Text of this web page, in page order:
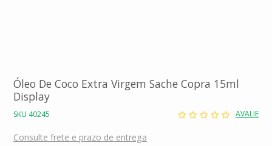
Óleo De Coco Extra Virgem Sache Copra 15ml
Display
SKU 40245 AVALIE
Consulte frete e prazo de entrega